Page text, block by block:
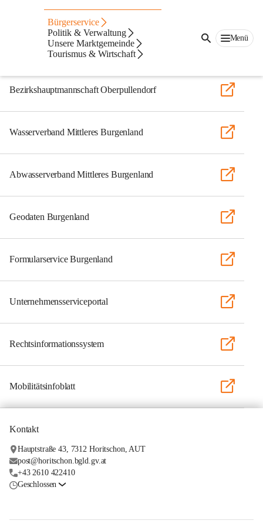
Bürgerservice
Politik & Verwaltung
Unsere Marktgemeinde
Tourismus & Wirtschaft
Menü
Links
Behördenwege leicht gemacht
Bezirkshauptmannschaft Oberpullendorf
Wasserverband Mittleres Burgenland
Abwasserverband Mittleres Burgenland
Geodaten Burgenland
Formularservice Burgenland
Unternehmensserviceportal
Rechtsinformationssystem
Mobilitätsinfoblatt
Kontakt
Hauptstraße 43, 7312 Horitschon, AUT
post@horitschon.bgld.gv.at
+43 2610 422410
Geschlossen